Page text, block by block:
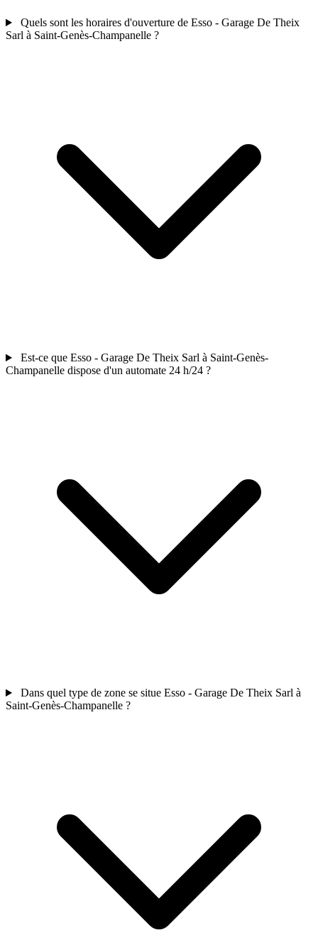
Quels sont les horaires d'ouverture de Esso - Garage De Theix
Sarl à Saint-Genès-Champanelle ?
Est-ce que Esso - Garage De Theix Sarl à Saint-Genès-
Champanelle dispose d'un automate 24 h/24 ?
Dans quel type de zone se situe Esso - Garage De Theix Sarl à
Saint-Genès-Champanelle ?